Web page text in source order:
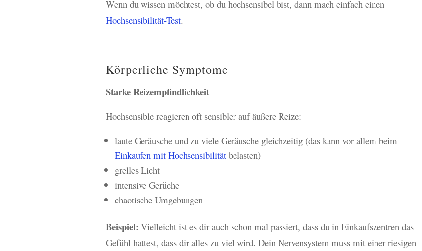
Wenn du wissen möchtest, ob du hochsensibel bist, dann mach einfach einen
Hochsensibilität-Test.
Körperliche Symptome
Starke Reizempfindlichkeit
Hochsensible reagieren oft sensibler auf äußere Reize:
laute Geräusche und zu viele Geräusche gleichzeitig (das kann vor allem beim
Einkaufen mit Hochsensibilität belasten)
grelles Licht
intensive Gerüche
chaotische Umgebungen
Beispiel: Vielleicht ist es dir auch schon mal passiert, dass du in Einkaufszentren das
Gefühl hattest, dass dir alles zu viel wird. Dein Nervensystem muss mit einer riesigen